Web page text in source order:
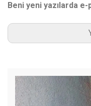
Beni yeni yazılarda